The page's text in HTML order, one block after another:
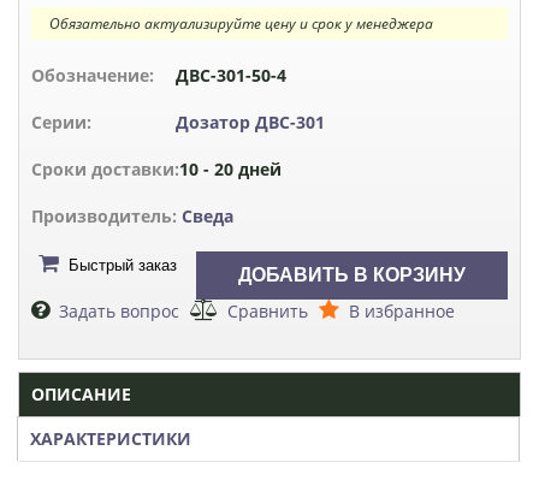
Обязательно актуализируйте цену и срок у менеджера
Обозначение: ДВС-301-50-4
Серии: Дозатор ДВС-301
Сроки доставки:10 - 20 дней
Производитель: Сведа
Быстрый заказ
Задать вопрос Сравнить В избранное
ОПИСАНИЕ
ХАРАКТЕРИСТИКИ